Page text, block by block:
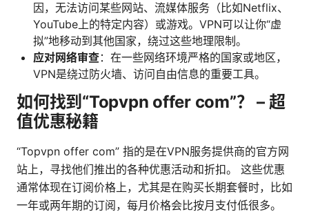
因，无法访问某些网站、流媒体服务（比如Netflix、
YouTube上的特定内容）或游戏。VPN可以让你“虚
拟”地移动到其他国家，绕过这些地理限制。
应对网络审查：在一些网络环境严格的国家或地区，
VPN是绕过防火墙、访问自由信息的重要工具。
如何找到“Topvpn offer com”？ – 超
值优惠秘籍
“Topvpn offer com” 指的是在VPN服务提供商的官方网
站上，寻找他们推出的各种优惠活动和折扣。 这些优惠
通常体现在订阅价格上，尤其是在购买长期套餐时，比如
一年或两年期的订阅，每月价格会比按月支付低很多。